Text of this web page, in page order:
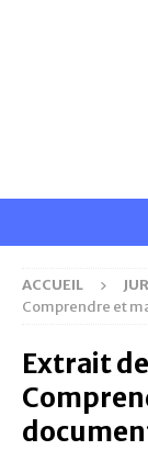
ACCUEIL
Comprendre et
Extrait